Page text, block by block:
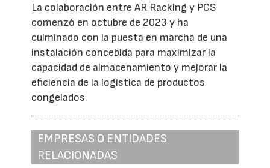
La colaboración entre AR Racking y PCS
comenzó en octubre de 2023 y ha
culminado con la puesta en marcha de una
instalación concebida para maximizar la
capacidad de almacenamiento y mejorar la
eficiencia de la logística de productos
congelados.
EMPRESAS O ENTIDADES
RELACIONADAS